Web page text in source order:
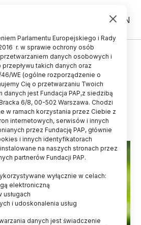
PL EN
odkryli nowy
21.03.2022
of this article
Parlamentu Europejskiego i Rady
r. w sprawie ochrony osób
danych osobowych i
takich danych oraz
WE (ogólne rozporządzenie o
Cię o przetwarzaniu Twoich
danych jest Fundacja PAP,z siedzibą
6/8, 00-502 Warszawa. Chodzi
w ramach korzystania przez Ciebie z
internetowych, serwisów i innych
przez Fundację PAP, głównie
i innych identyfikatorach
na naszych stronach przez
partnerów Fundacji PAP.
wyłącznie w celach:
elektroniczną
usługach
i udoskonalenia usług
danych jest świadczenie